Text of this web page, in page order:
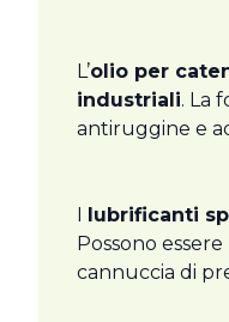
L’olio per
industriali. La
antiruggine e
lubrificanti
Possono
cannuccia di